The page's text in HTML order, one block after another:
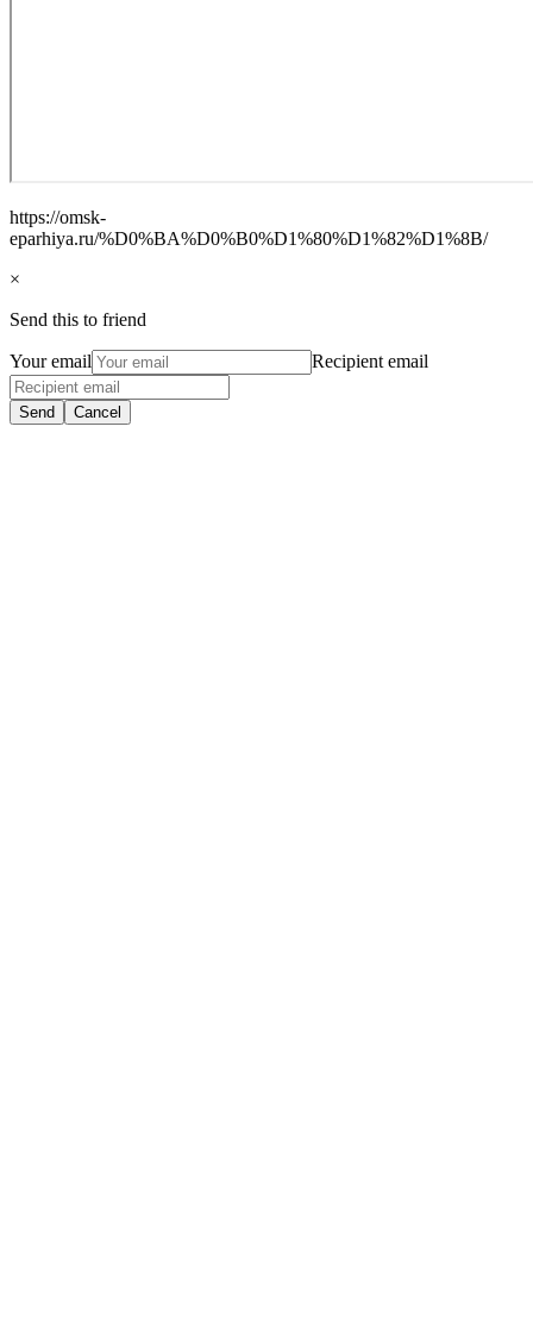
https://omsk-
eparhiya.ru/%D0%BA%D0%B0%D1%80%D1%82%D1%8B/
×
Send this to friend
Your email Recipient email
Send Cancel